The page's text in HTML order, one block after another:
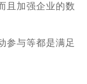
且加强企业的数
参与等都是满足